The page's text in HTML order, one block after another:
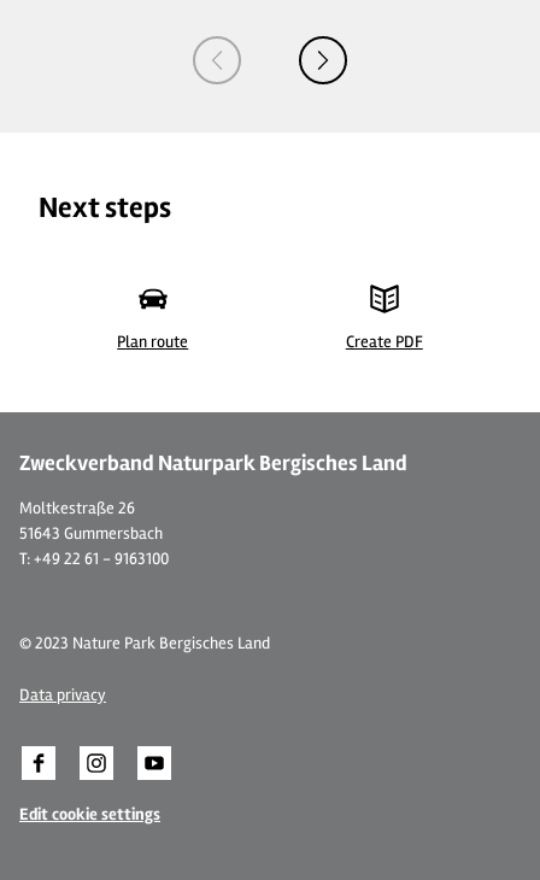
Next steps
Plan route Create PDF
Zweckverband Naturpark Bergisches Land
Moltkestraße 26
51643 Gummersbach
T: +49 22 61 - 9163100
© 2023 Nature Park Bergisches Land
Data privacy
Edit cookie settings